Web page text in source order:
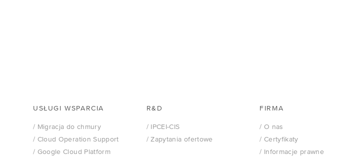
USŁUGI WSPARCIA
/ Migracja do chmury
/ Cloud Operation Support
/ Google Cloud Platform
R&D
/ IPCEI-CIS
/ Zapytania ofertowe
FIRMA
/ O nas
/ Certyfikaty
/ Informacje prawne